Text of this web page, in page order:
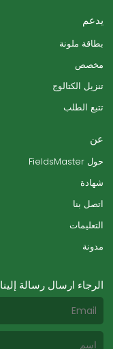
يدعم
بطاقة ملونة
مخصص
تنزيل الكتالوج
تتبع الطلب
عن
حول FieldsMaster
شهادة
اتصل بنا
التعليمات
مدونة
الرجاء ارسال رسالة إلينا